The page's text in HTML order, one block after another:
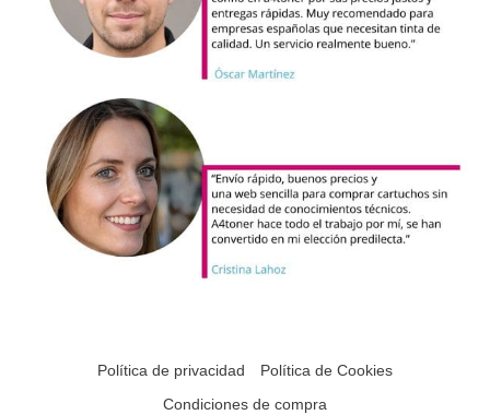
Política de privacidad
Política de Cookies
Condiciones de compra